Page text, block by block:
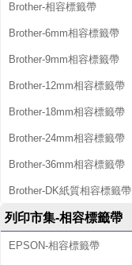
Brother-相容標籤帶
Brother-6mm相容標籤帶
Brother-9mm相容標籤帶
Brother-12mm相容標籤帶
Brother-18mm相容標籤帶
Brother-24mm相容標籤帶
Brother-36mm相容標籤帶
Brother-DK紙質相容標籤帶
列印市集-相容標籤帶
EPSON-相容標籤帶